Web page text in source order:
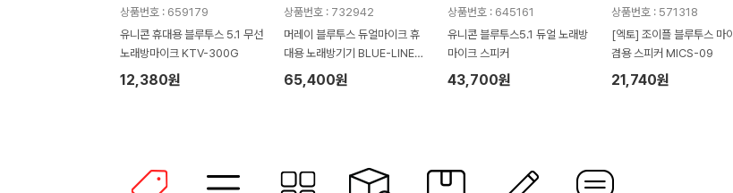
상품번호 : 659179
유니콘 휴대용 블루투스 5.1 무선
노래방마이크 KTV-300G
12,380원
상품번호 : 732942
머레이 블루투스 듀얼마이크 휴
대용 노래방기기 BLUE-LINE+
usb형 미니 미러볼
65,400원
상품번호 : 645161
유니콘 블루투스5.1 듀얼 노래방
마이크 스피커
43,700원
상품번호 : 571318
[엑토] 조이플 블루투스 마
겸용 스피커 MICS-09
21,740원